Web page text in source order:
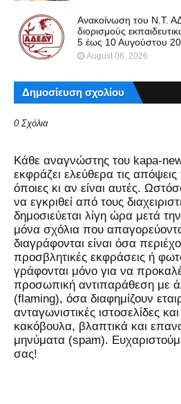
Ανακοίνωση του Ν.Τ.
διορισμούς
5 έως 10 Αυγούστου
August 06, 2026
Δημοσίευση σχολίου
0 Σχόλια
Kάθε αναγνώστης του kapa-
εκφράζει ελεύθερα τις
όποιες κι αν είναι αυτές.
να εγκριθεί από τους
δημοσιεύεται λίγη ώρα μετά
μόνα σχόλια που
διαγράφονται είναι όσα
προσβλητικές εκφράσεις ή
γράφονται μόνο για να
προσωπική αντιπαράθεση με
(flaming), όσα διαφημίζουν
ανταγωνιστικές ιστοσελίδες
κακόβουλα, βλαπτικά και
μηνύματα (spam).
σας!